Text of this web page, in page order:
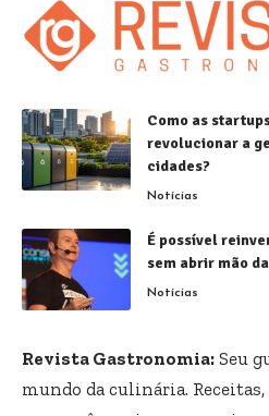
Como as
revolucionar a
cidades?
Notícias
É possível
sem abrir mão
Notícias
Revista Gastronomia: Seu
mundo da culinária.